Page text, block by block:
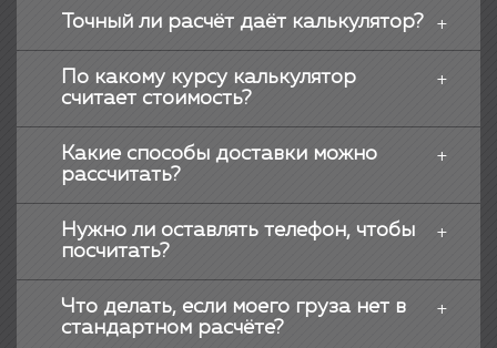
Точный ли расчёт даёт калькулятор?
По какому курсу калькулятор
считает стоимость?
Какие способы доставки можно
рассчитать?
Нужно ли оставлять телефон, чтобы
посчитать?
Что делать, если моего груза нет в
стандартном расчёте?